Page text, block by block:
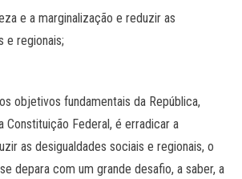
e a marginalização e reduzir as
e regionais;
objetivos fundamentais da República,
Constituição Federal, é erradicar a
as desigualdades sociais e regionais, o
depara com um grande desafio, a saber, a